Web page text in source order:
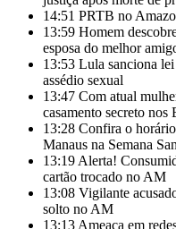
14:51 PRTB no
13:59 Homem
esposa do melhor
13:53 Lula sanciona
assédio sexual
13:47 Com atual
casamento secreto nos
13:28 Confira o
Manaus na Semana
13:19 Alerta!
cartão trocado no AM
13:08 Vigilante
solto no AM
13:13 Ameaça em